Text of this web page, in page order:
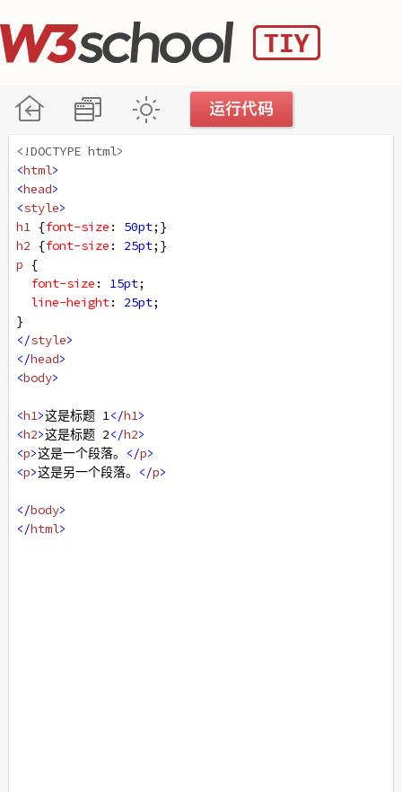
<!DOCTYPE html>
<html>
<head>
<style>
h1 {font-size : 50pt;}
h2 {font-size : 25pt;}
p {
font-size : 15pt;
line-height: 25pt;
}
</style>
</head>
<body>
<h1>这是标题 1</h1>
<h2>这是标题 2</h2>
<p>这是一个段落。 </p>
<p>这是另一个段落。 </p>
</body>
</html>